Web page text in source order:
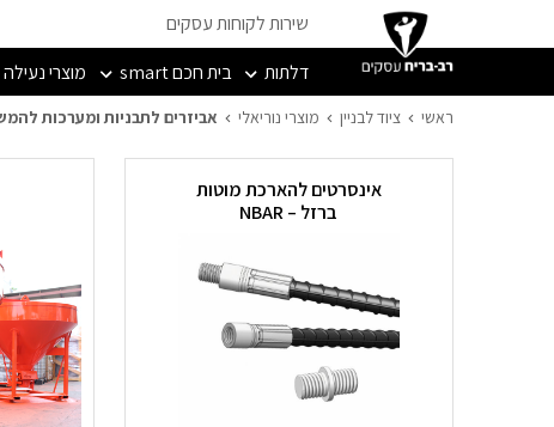
שירות לקוחות עסקים
דלתות
בית חכם smart מוצרי נעילה
אביזרים לתבניות
ראשי ציוד לבניין מוצרי נוריאלי אביזרים לתבניות ומערכות
אינסרטים להארכת מוטות
ברזל – NBAR